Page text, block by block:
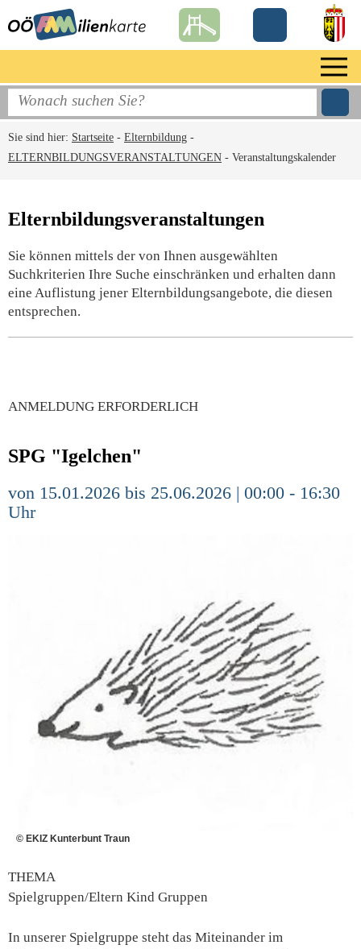
Sie sind hier: Startseite - Elternbildung -
ELTERNBILDUNGSVERANSTALTUNGEN - Veranstaltungskalender
Elternbildungsveranstaltungen
Sie können mittels der von Ihnen ausgewählten
Suchkriterien Ihre Suche einschränken und erhalten dann
eine Auflistung jener Elternbildungsangebote, die diesen
entsprechen.
ANMELDUNG ERFORDERLICH
SPG "Igelchen"
von 15.01.2026 bis 25.06.2026 | 00:00 - 16:30
Uhr
© EKIZ Kunterbunt Traun
THEMA
Spielgruppen/Eltern Kind Gruppen
In unserer Spielgruppe steht das Miteinander im